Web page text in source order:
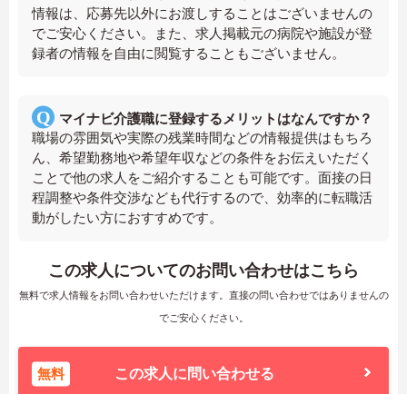
情報は、応募先以外にお渡しすることはございませんの
でご安心ください。また、求人掲載元の病院や施設が登
録者の情報を自由に閲覧することもございません。
マイナビ介護職に登録するメリットはなんですか？
職場の雰囲気や実際の残業時間などの情報提供はもちろ
ん、希望勤務地や希望年収などの条件をお伝えいただく
ことで他の求人をご紹介することも可能です。面接の日
程調整や条件交渉なども代行するので、効率的に転職活
動がしたい方におすすめです。
この求人についてのお問い合わせはこちら
無料で求人情報をお問い合わせいただけます。直接の問い合わせではありませんの
でご安心ください。
無料 この求人に問い合わせる